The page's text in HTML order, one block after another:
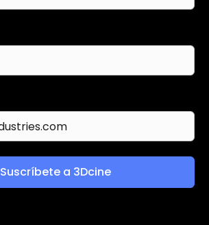
Suscríbete a 3Dcine